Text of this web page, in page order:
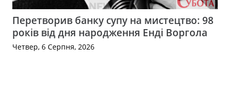
Перетворив банку супу на мистецтво: 98
років від дня народження Енді Воргола
Четвер, 6 Серпня, 2026